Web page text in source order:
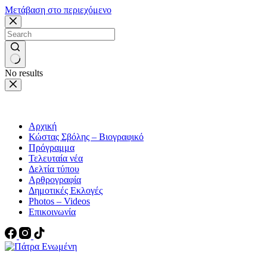
Μετάβαση στο περιεχόμενο
No results
Αρχική
Κώστας Σβόλης – Βιογραφικό
Πρόγραμμα
Τελευταία νέα
Δελτία τύπου
Αρθρογραφία
Δημοτικές Εκλογές
Photos – Videos
Επικοινωνία